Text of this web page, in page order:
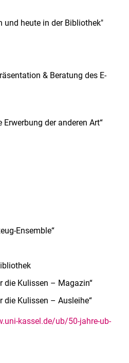
und heute in der Bibliothek"
& Beratung des E-
der anderen Art“
Ensemble“
die Kulissen – Magazin“
die Kulissen – Ausleihe“
kassel.de/ub/50-jahre-ub-